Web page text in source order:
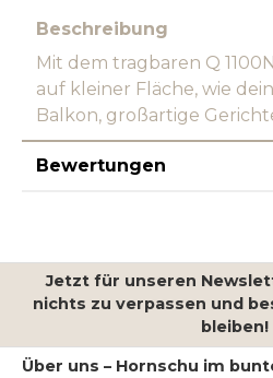
Beschreibung
Mit dem tragbaren Q
auf kleiner Fläche, wie
Balkon, großartige
Bewertungen
Jetzt für unseren
nichts zu verpassen und
bleiben!
Über uns – Hornschu im